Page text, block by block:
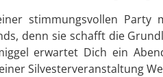
stimmungsvollen Party
denn sie schafft die
erwartet Dich ein
Silvesterveranstaltung